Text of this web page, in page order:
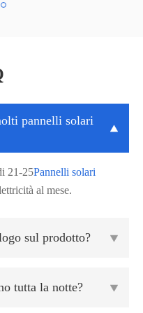
pannelli solari

21-25Pannelli solari
al mese.
sul prodotto? 
tutta la notte? 